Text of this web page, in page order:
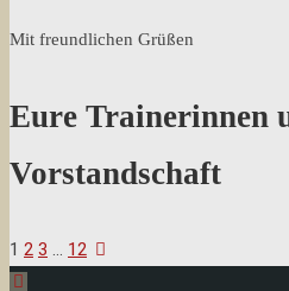
Mit freundlichen Grüßen
Eure Trainerinnen
Vorstandschaft
1 2 3 12
Back